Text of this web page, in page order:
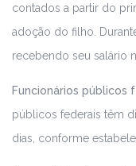
contados a partir do
adoção do filho.
recebendo seu salário
Funcionários públicos
públicos federais têm
dias, conforme